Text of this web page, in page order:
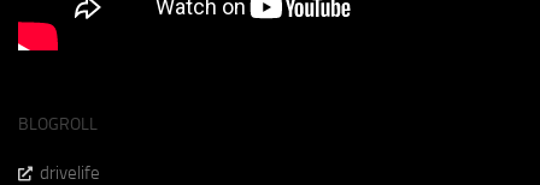
BLOGROLL
drivelife